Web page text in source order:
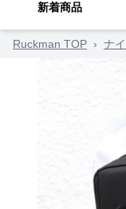
新着商品
Ruckman TOP › ナ